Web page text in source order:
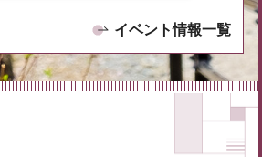
イベント情報一覧